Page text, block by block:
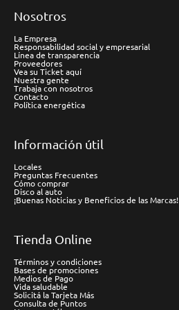
Nosotros
La Empresa
Responsabilidad social y empresarial
Línea de transparencia
Proveedores
Vea su Ticket aquí
Nuestra gente
Trabaja con nosotros
Contacto
Política energética
Información útil
Locales
Preguntas Frecuentes
Cómo comprar
Disco al auto
¡Buenas Noticias y Beneficios de las Marcas!
Tienda Online
Términos y condiciones
Bases de promociones
Medios de Pago
Vida saludable
Solicitá la Tarjeta Más
Consulta de Puntos